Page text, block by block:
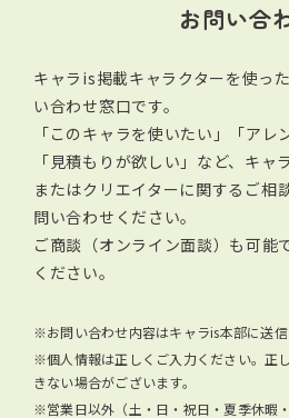
お問い合
キャラis掲載キャラクターを使っ
い合わせ窓口です。
「このキャラを使いたい」「アレ
「見積もりが欲しい」など、キャ
またはクリエイターに関する ご相
問い合わせください。
ご商談（オンライン面談）も可能
ください。
※お問い合わせ内容はキャラis本部に送信
※個人情報は正しくご入力ください。正
きない場合がございます。
※営業日以外（土・日・祝日・夏季休暇